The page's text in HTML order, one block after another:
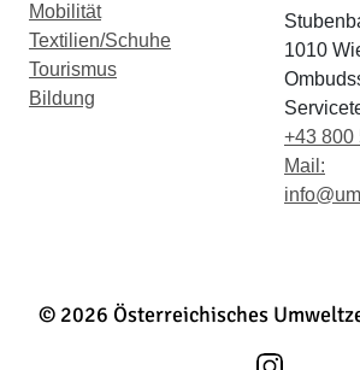
Mobilität
Textilien/Schuhe
Tourismus
Bildung
1010
+43 800
Mail:
© 2026 Österreichisches